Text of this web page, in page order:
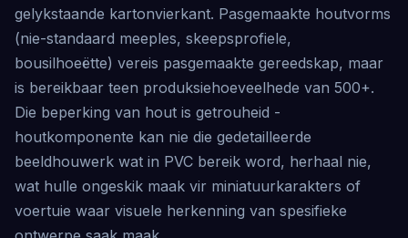
gelykstaande kartonvierkant. Pasgemaakte houtvorms
(nie-standaard meeples, skeepsprofiele,
bousilhoeëtte) vereis pasgemaakte gereedskap, maar
is bereikbaar teen produksiehoeveelhede van 500+.
Die beperking van hout is getrouheid -
houtkomponente kan nie die gedetailleerde
beeldhouwerk wat in PVC bereik word, herhaal nie,
wat hulle ongeskik maak vir miniatuurkarakters of
voertuie waar visuele herkenning van spesifieke